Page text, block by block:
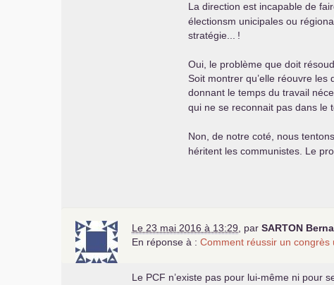
La direction est incapable de
électionsm unicipales ou
stratégie...
!
Oui, le problème que doit
Soit montrer qu’elle réouvre
donnant le temps du travail
qui ne se reconnait pas dans le
Non, de notre coté, nous
héritent les communistes. Le
Le 23 mai 2016 à 13:29 par SARTON
En réponse à : Comment réussir un congrès
Le PCF n’existe pas pour lui-même ni pour